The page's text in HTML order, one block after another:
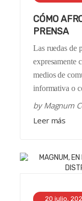
CÓMO
PRENSA
Las ruedas de
expresamente
medios de
informativa o
byMagnum
Leer más
20 julio,